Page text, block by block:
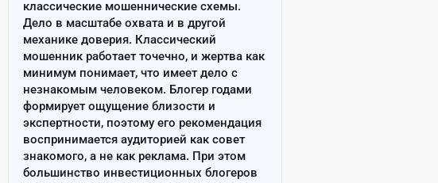
классические мошеннические схемы.
Дело в масштабе охвата и в другой
механике доверия. Классический
мошенник работает точечно, и жертва как
минимум понимает, что имеет дело с
незнакомым человеком. Блогер годами
формирует ощущение близости и
экспертности, поэтому его рекомендация
воспринимается аудиторией как совет
знакомого, а не как реклама. При этом
большинство инвестиционных блогеров